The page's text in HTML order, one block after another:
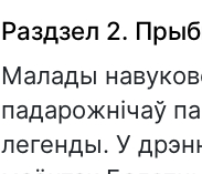
Раздзел 2.
Малады
падарожнічаў
легенды. У